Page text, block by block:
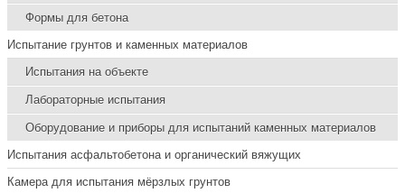
Формы для бетона
Испытание грунтов и каменных материалов
Испытания на объекте
Лабораторные испытания
Оборудование и приборы для испытаний каменных материалов
Испытания асфальтобетона и органический вяжущих
Камера для испытания мёрзлых грунтов